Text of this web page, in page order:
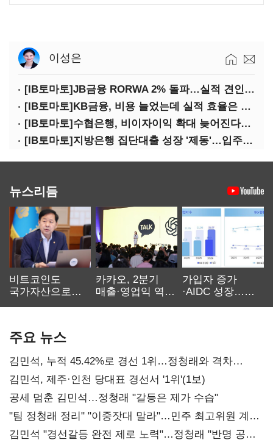
이성은
[IB토마토]JB금융 RORWA 2% 돌파…실적 견인은 은행 아닌 캐피탈
[IB토마토]KB금융, 비용 늘었는데 실적 효율은 개선…증권 호황 효과
[IB토마토]수협은행, 비이자이익 확대 늦어진다…공모운용사 인가 연말로
[IB토마토]지방은행 집단대출 성장 '제동'…입주절벽에 반사이익도 희박
뉴스리듬
비트코인도
국가자산으로…'
카카오, 2분기
매출·영업익 역대
가입자 증가
·AIDC 성장…
주요 뉴스
김민석, 누적 45.42%로 경선 1위…정청래와 격차
0.86%p(2보)
김민석, 제주·인천 당대표 경선서 '1위'(1보)
공세 멈춘 김민석…정청래 "갈등은 제가 수습"
"팀 정청래 정리" "이중잣대 말라"…민주 최고위원 계파
다툼 격화
김민석 "경선갈등 완전 제로 노력"…정청래 "반명 공세